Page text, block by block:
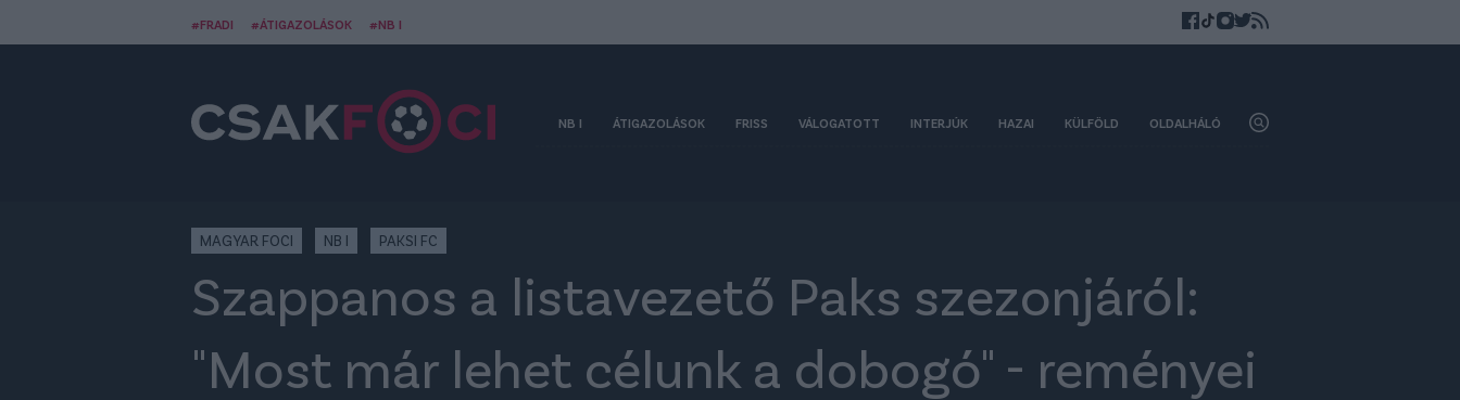
#FRADI #ÁTIGAZOLÁSOK #NB I
NB I ÁTIGAZOLÁSOK FRISS VÁLOGATOTT INTERJÚK HAZAI KÜLFÖLD OLDALHÁLÓ
MAGYAR FOCI NB I PAKSI FC
Szappanos a listavezető Paks szezonjáról:
"Most már lehet célunk a dobogó" - reményei